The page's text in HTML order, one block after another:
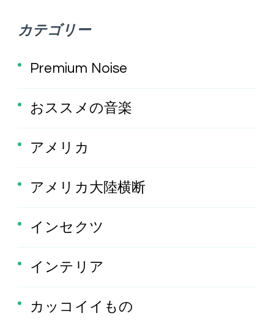
カテゴリー
Premium Noise
おススメの音楽
アメリカ
アメリカ大陸横断
インセクツ
インテリア
カッコイイもの